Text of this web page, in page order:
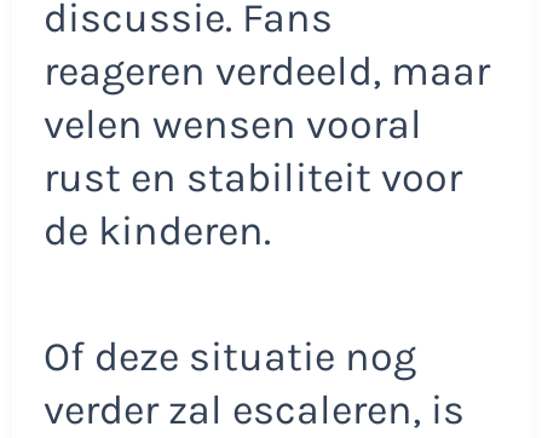
discussie. Fans
reageren verdeeld, maar
velen wensen vooral
rust en stabiliteit voor
de kinderen.
Of deze situatie nog
verder zal escaleren, is